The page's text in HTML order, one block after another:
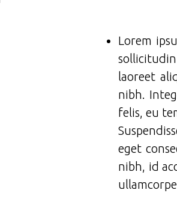
Lorem
laoreet
nibh.
felis, eu
eget
nibh, id